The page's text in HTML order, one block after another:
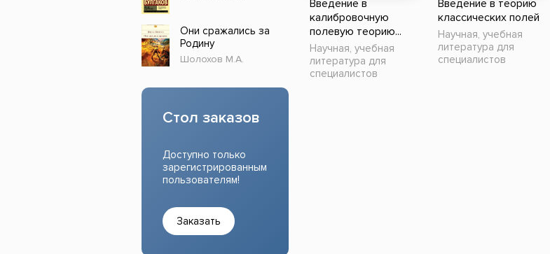
Введение в
калибровочную
полевую теорию...
Научная, учебная
литература для
специалистов
Введение в теорию
классических полей
Научная, учебная
литература для
специалистов
Они сражались за
Родину
Шолохов М.А.
Стол заказов
Доступно только
зарегистрированным
пользователям!
Заказать